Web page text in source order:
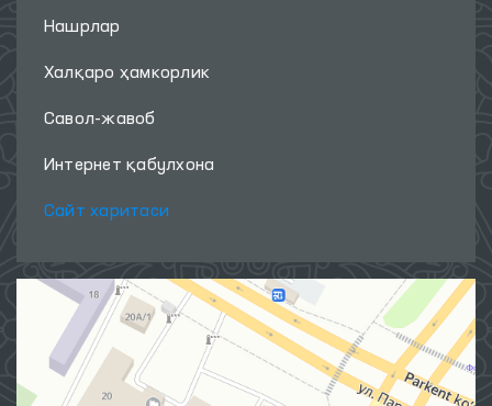
Нашрлар
Халқаро ҳамкорлик
Савол-жавоб
Интернет қабулхона
Сайт харитаси